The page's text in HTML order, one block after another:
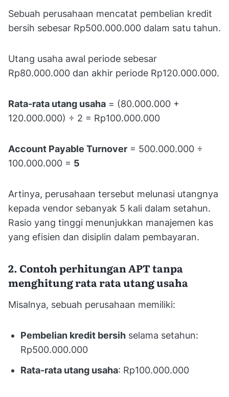
Sebuah perusahaan mencatat pembelian kredit
bersih sebesar Rp500.000.000 dalam satu tahun.
Utang usaha awal periode sebesar
Rp80.000.000 dan akhir periode Rp120.000.000.
Rata-rata utang usaha = (80.000.000 +
120.000.000) ÷ 2 = Rp100.000.000
Account Payable Turnover = 500.000.000 ÷
100.000.000 = 5
Artinya, perusahaan tersebut melunasi utangnya
kepada vendor sebanyak 5 kali dalam setahun.
Rasio yang tinggi menunjukkan manajemen kas
yang efisien dan disiplin dalam pembayaran.
2. Contoh perhitungan APT tanpa
menghitung rata rata utang usaha
Misalnya, sebuah perusahaan memiliki:
Pembelian kredit bersih selama setahun:
Rp500.000.000
Rata-rata utang usaha: Rp100.000.000